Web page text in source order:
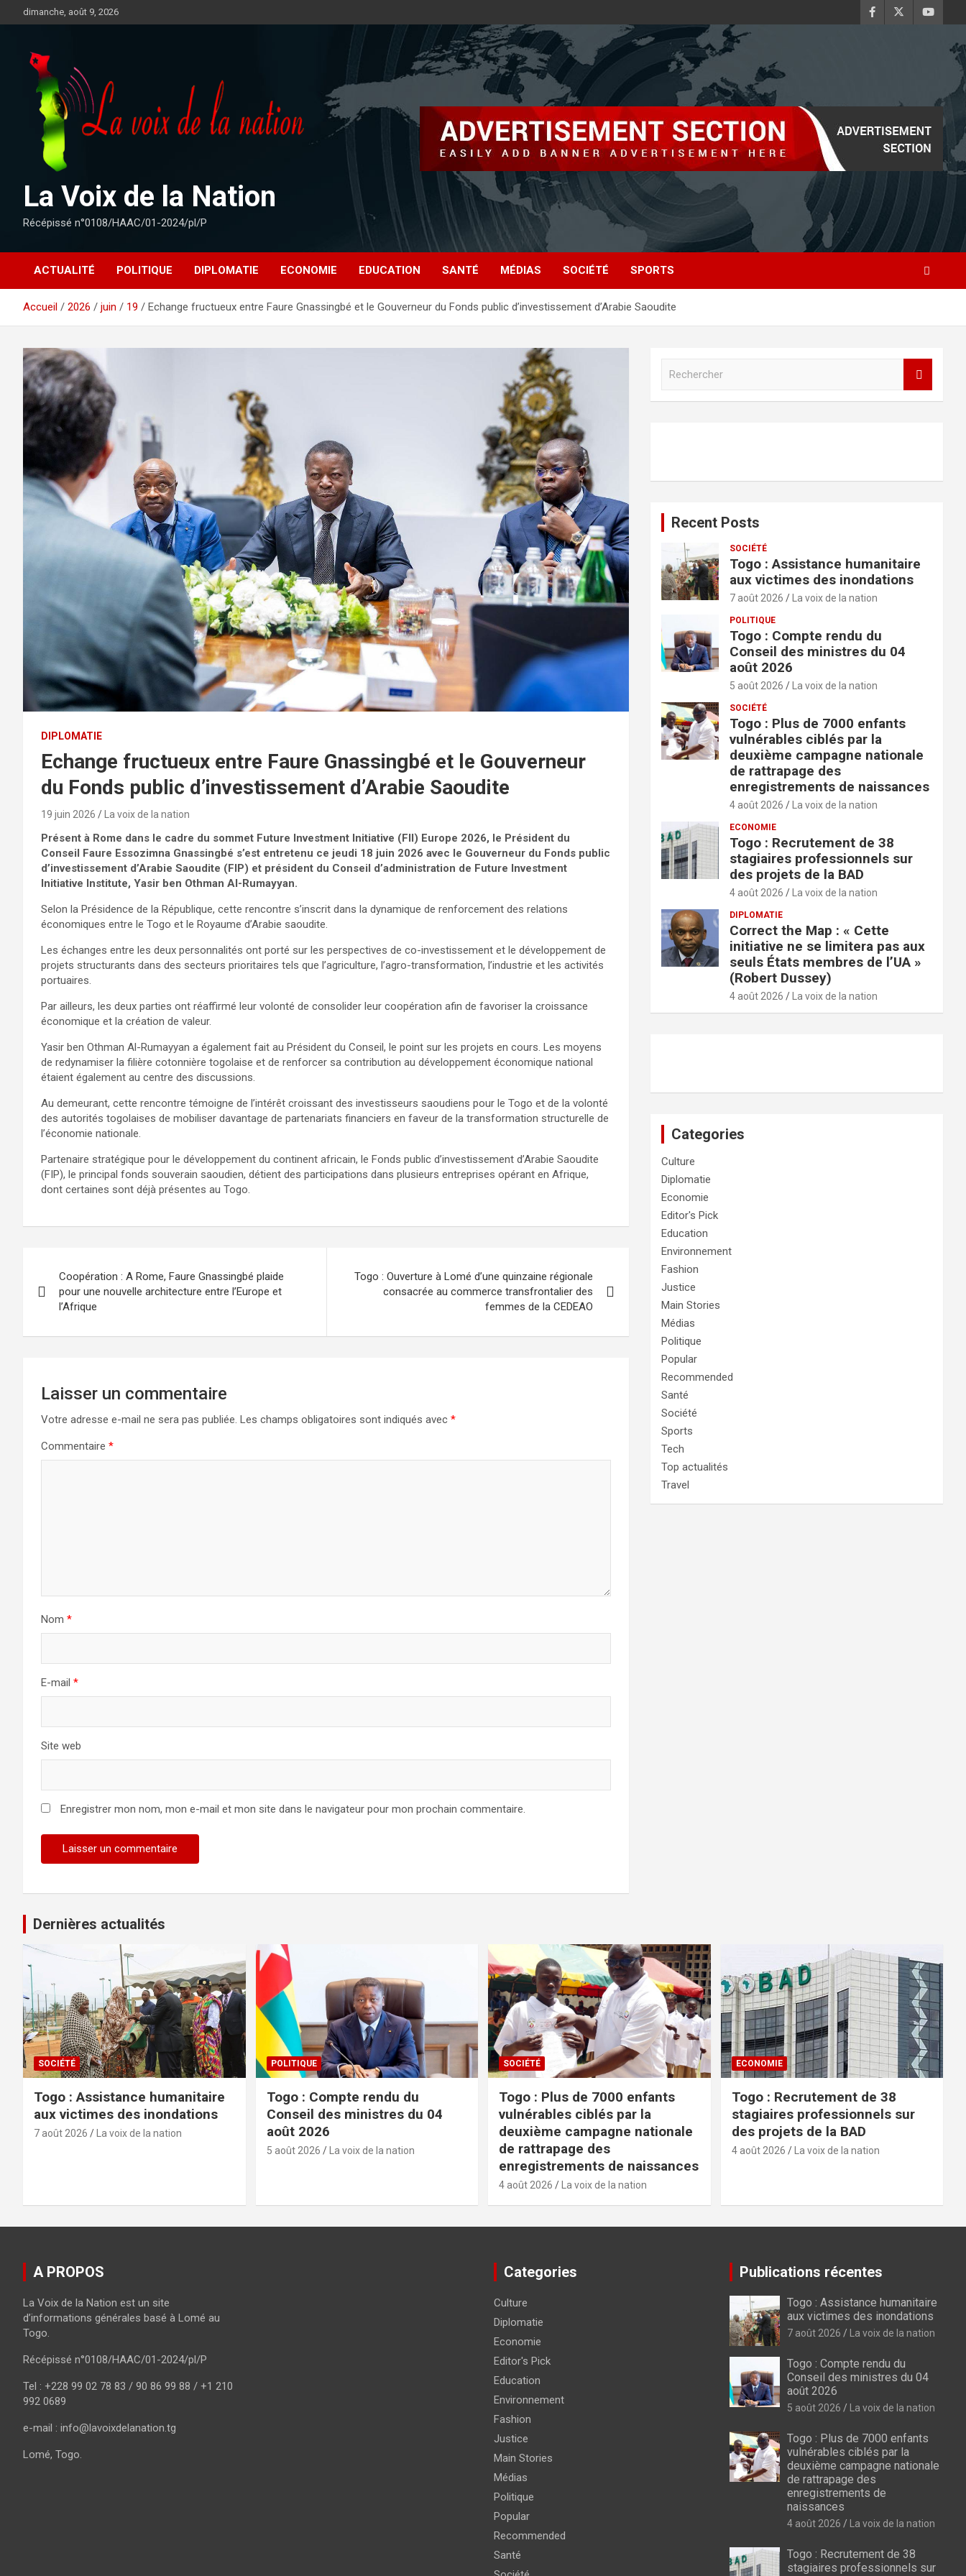
au
dimanche, août 9, 2026
La Voix de la Nation
Récépissé n°0108/HAAC/01-2024/pl/P
ACTUALITÉ POLITIQUE DIPLOMATIE ECONOMIE EDUCATION SANTÉ MÉDIAS SOCIÉTÉ SPORTS
Accueil 2026 juin 19 Echange fructueux entre Faure Gnassingbé et le Gouverneur du Fonds public d’investissement d’Arabie Saoudite
DIPLOMATIE
Echange fructueux entre Faure Gnassingbé et le Gouverneur
du Fonds public d’investissement d’Arabie Saoudite
19 juin 2026 La voix de la nation
Présent à Rome dans le cadre du sommet Future Investment Initiative (FII) Europe 2026, le Président du
Conseil Faure Essozimna Gnassingbé s’est entretenu ce jeudi 18 juin 2026 avec le Gouverneur du Fonds public
d’investissement d’Arabie Saoudite (FIP) et président du Conseil d’administration de Future Investment
Initiative Institute, Yasir ben Othman Al-Rumayyan.
Selon la Présidence de la République, cette rencontre s’inscrit dans la dynamique de renforcement des relations
économiques entre le Togo et le Royaume d’Arabie saoudite.
Les échanges entre les deux personnalités ont porté sur les perspectives de co-investissement et le développement de
projets structurants dans des secteurs prioritaires tels que l’agriculture, l’agro-transformation, l’industrie et les activités
portuaires.
Par ailleurs, les deux parties ont réaffirmé leur volonté de consolider leur coopération afin de favoriser la croissance
économique et la création de valeur.
Yasir ben Othman Al-Rumayyan a également fait au Président du Conseil, le point sur les projets en cours. Les moyens
de redynamiser la filière cotonnière togolaise et de renforcer sa contribution au développement économique national
étaient également au centre des discussions.
Au demeurant, cette rencontre témoigne de l’intérêt croissant des investisseurs saoudiens pour le Togo et de la volonté
des autorités togolaises de mobiliser davantage de partenariats financiers en faveur de la transformation structurelle de
l’économie nationale.
Partenaire stratégique pour le développement du continent africain, le Fonds public d’investissement d’Arabie Saoudite
(FIP), le principal fonds souverain saoudien, détient des participations dans plusieurs entreprises opérant en Afrique,
dont certaines sont déjà présentes au Togo.
de
l’article
Coopération : A Rome, Faure Gnassingbé plaide
pour une nouvelle architecture entre l’Europe et
l’Afrique
Togo : Ouverture à Lomé d’une quinzaine régionale
consacrée au commerce transfrontalier des
femmes de la CEDEAO
Laisser un commentaire
Votre adresse e-mail ne sera pas publiée. Les champs obligatoires sont indiqués avec *
Commentaire *
Nom *
E-mail *
Site web
Enregistrer mon nom, mon e-mail et mon site dans le navigateur pour mon prochain commentaire.
Recent Posts
SOCIÉTÉ
Togo : Assistance humanitaire
aux victimes des inondations
7 août 2026 La voix de la nation
POLITIQUE
Togo : Compte rendu du
Conseil des ministres du 04
août 2026
5 août 2026 La voix de la nation
SOCIÉTÉ
Togo : Plus de 7000 enfants
vulnérables ciblés par la
deuxième campagne nationale
de rattrapage des
enregistrements de naissances
4 août 2026 La voix de la nation
ECONOMIE
Togo : Recrutement de 38
stagiaires professionnels sur
des projets de la BAD
4 août 2026 La voix de la nation
DIPLOMATIE
Correct the Map : « Cette
initiative ne se limitera pas aux
seuls États membres de l’UA »
(Robert Dussey)
4 août 2026 La voix de la nation
Categories
Culture
Diplomatie
Economie
Editor's Pick
Education
Environnement
Fashion
Justice
Main Stories
Médias
Politique
Popular
Recommended
Santé
Société
Sports
Tech
Top actualités
Travel
Dernières actualités
SOCIÉTÉ
Togo : Assistance humanitaire
aux victimes des inondations
7 août 2026 La voix de la nation
POLITIQUE
Togo : Compte rendu du
Conseil des ministres du 04
août 2026
5 août 2026 La voix de la nation
SOCIÉTÉ
Togo : Plus de 7000 enfants
vulnérables ciblés par la
deuxième campagne nationale
de rattrapage des
enregistrements de naissances
4 août 2026 La voix de la nation
ECONOMIE
Togo : Recrutement de 38
stagiaires professionnels sur
des projets de la BAD
4 août 2026 La voix de la nation
A PROPOS
La Voix de la Nation est un site
d’informations générales basé à Lomé au
Togo.
Récépissé n°0108/HAAC/01-2024/pl/P
Tel : +228 99 02 78 83 / 90 86 99 88 / +1 210
992 0689
e-mail : info@lavoixdelanation.tg
Lomé, Togo.
Categories
Culture
Diplomatie
Economie
Editor's Pick
Education
Environnement
Fashion
Justice
Main Stories
Médias
Politique
Popular
Recommended
Santé
Publications récentes
Togo : Assistance humanitaire
aux victimes des inondations
7 août 2026 La voix de la nation
Togo : Compte rendu du
Conseil des ministres du 04
août 2026
5 août 2026 La voix de la nation
Togo : Plus de 7000 enfants
vulnérables ciblés par la
deuxième campagne nationale
de rattrapage des
enregistrements de
naissances
4 août 2026 La voix de la nation
Togo : Recrutement de 38
stagiaires professionnels sur